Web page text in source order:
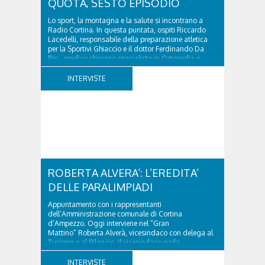
QUOTA, SESTO EPISODIO
Lo sport, la montagna e la salute si incontrano a
Radio Cortina. In questa puntata, ospiti Riccardo
Lacedelli, responsabile della preparazione atletica
per la Sportivi Ghiaccio e il dottor Ferdinando Da
Rin, medico chirurgo specialista in Ortopedia e
Traumatologia di Ospedale Cortina. GVM...
INTERVISTE
ROBERTA ALVERA’: L’EREDITA’
DELLE PARALIMPIADI
Appuntamento con i rappresentanti
dell’Amministrazione comunale di Cortina
d’Ampezzo. Oggi interviene nel “Gran
Mattino” Roberta Alverà, vicesindaco con delega al
Turismo e al Bilancio. Il vicesindaco parla
dell'eredità delle Paralimpiadi Milano Cortina 2026,
di accessibilità e di come...
INTERVISTE